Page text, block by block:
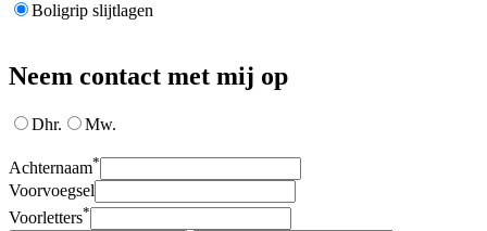
Boligrip slijtlagen
Neem contact met mij op
Dhr. Mw.
Achternaam*
Voorvoegsel
Voorletters*